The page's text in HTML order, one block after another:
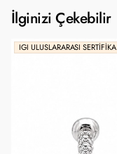
İlginizi Çekebilir
IGI ULUSLARARASI SERTIFIKA